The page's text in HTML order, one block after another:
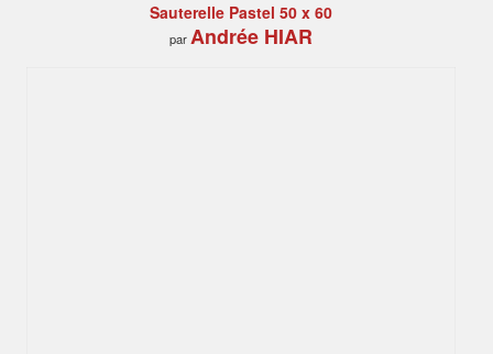
Sauterelle Pastel 50 x 60
parAndrée HIAR